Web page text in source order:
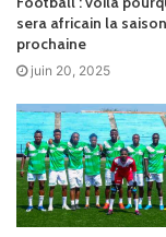
sera africain la saison
prochaine
juin 20, 2025